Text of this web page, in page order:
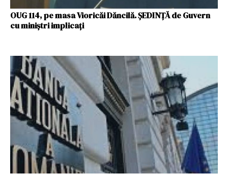
OUG 114, pe masa Vioricăi Dăncilă. ŞEDINŢĂ de Guvern
cu miniştri implicaţi